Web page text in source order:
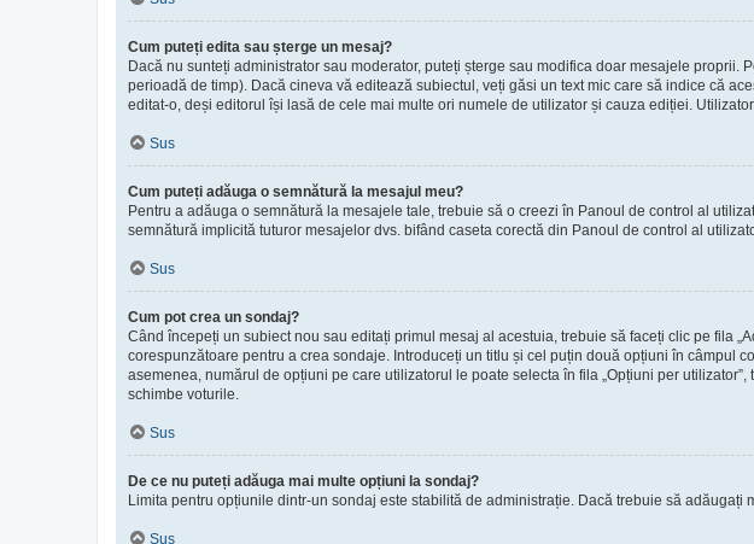
Cum puteți edita sau șterge un mesaj?
Dacă nu sunteți administrator sau moderator, puteți șterge sau modifica doar mesajele proprii.
perioadă de timp). Dacă cineva vă editează subiectul, veți găsi un text mic care să indice că
editat-o, deși editorul își lasă de cele mai multe ori numele de utilizator și cauza ediției.
Sus
Cum puteți adăuga o semnătură la mesajul meu?
Pentru a adăuga o semnătură la mesajele tale, trebuie să o creezi în Panoul de control al
semnătură implicită tuturor mesajelor dvs. bifând caseta corectă din Panoul de control al
Sus
Cum pot crea un sondaj?
Când începeți un subiect nou sau editați primul mesaj al acestuia, trebuie să faceți clic pe fila
corespunzătoare pentru a crea sondaje. Introduceți un titlu și cel puțin două opțiuni în câmpul
asemenea, numărul de opțiuni pe care utilizatorul le poate selecta în fila „Opțiuni per
schimbe voturile.
Sus
De ce nu puteți adăuga mai multe opțiuni la sondaj?
Limita pentru opțiunile dintr-un sondaj este stabilită de administrație. Dacă trebuie să adăugați
Sus